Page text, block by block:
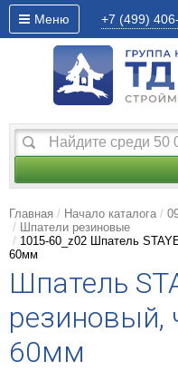
Меню +7 (499)
Главная Начало каталога
Шпатели резиновые
1015-60_z02 Шпатель
60мм
Шпатель
резиновый,
60мм